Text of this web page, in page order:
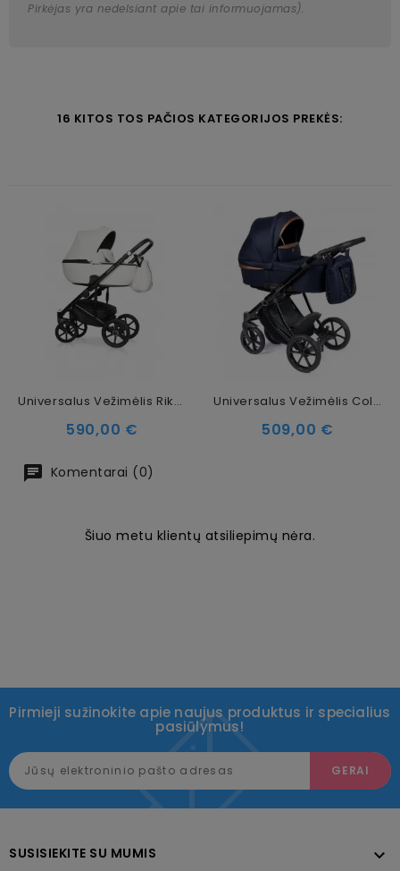
Pirkėjas yra nedelsiant apie tai informuojamas).
16 KITOS TOS PAČIOS KATEGORIJOS PREKĖS:
Universalus Vežimėlis Riko Basic Ozon 2in1, 07 Cream
Kaina
590,00 €
Universalus Vežimėlis Coletto Dante 2in1, Juodos Spalvos Važiuoklė D-14
Kaina
509,00 €
Komentarai (0)
Šiuo metu klientų atsiliepimų nėra.
Pirmieji sužinokite apie naujus produktus ir specialius
pasiūlymus!
SUSISIEKITE SU MUMIS 